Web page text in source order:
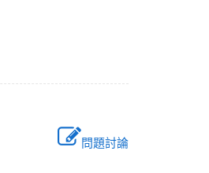
問題討論